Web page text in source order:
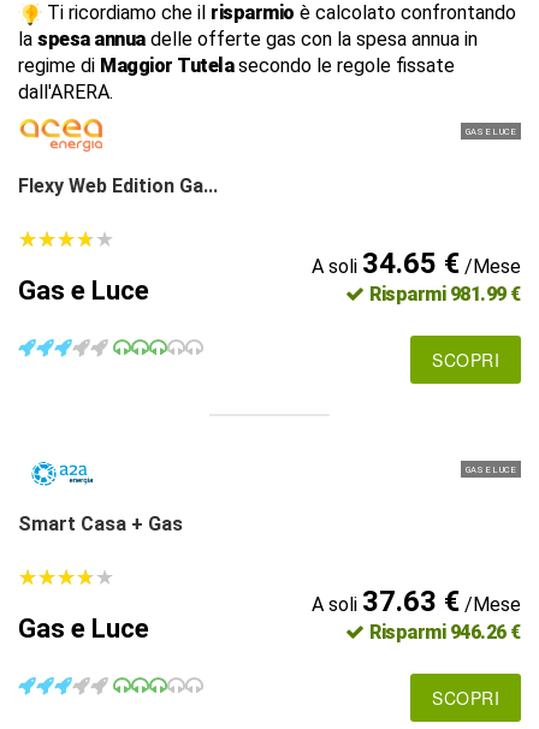
Ti ricordiamo che il risparmio è calcolato confrontando
la spesa annuadelle offerte gas con la spesa annua in
regime di Maggior Tutelasecondo le regole fissate
dall'ARERA.
GAS E LUCE
Flexy Web Edition Ga...
★★★★★
★★★★★
Gas e Luce
A soli 34.65 €/Mese
Risparmi 981.99 €
SCOPRI
GAS E LUCE
Smart Casa + Gas
★★★★★
★★★★★
Gas e Luce
A soli 37.63 €/Mese
Risparmi 946.26 €
SCOPRI